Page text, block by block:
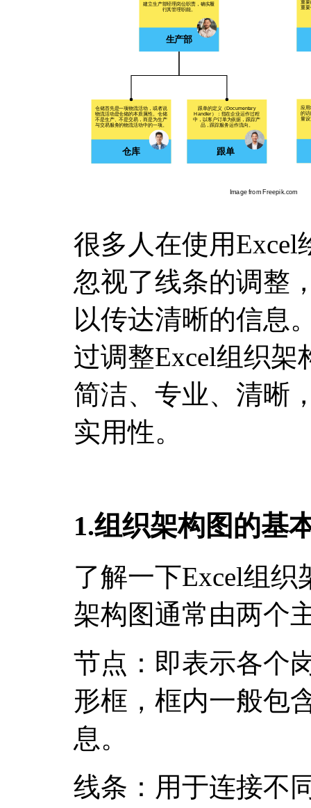
很多人在使用
忽视了线条的调整
以传达清晰的信息
过调整Excel组织
简洁、专业、清晰
实用性。
1.组织架构图的基
了解一下Excel组
架构图通常由两个
节点：即表示各个
形框，框内一般包
息。
线条：用于连接不